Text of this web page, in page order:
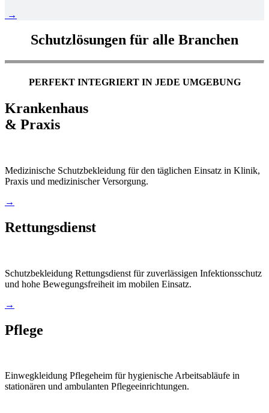
→
Schutzlösungen für alle Branchen
PERFEKT INTEGRIERT IN JEDE UMGEBUNG
Krankenhaus
& Praxis
Medizinische Schutzbekleidung für den täglichen Einsatz in Klinik,
Praxis und medizinischer Versorgung.
→
Rettungsdienst
Schutzbekleidung Rettungsdienst für zuverlässigen Infektionsschutz
und hohe Bewegungsfreiheit im mobilen Einsatz.
→
Pflege
Einwegkleidung Pflegeheim für hygienische Arbeitsabläufe in
stationären und ambulanten Pflegeeinrichtungen.